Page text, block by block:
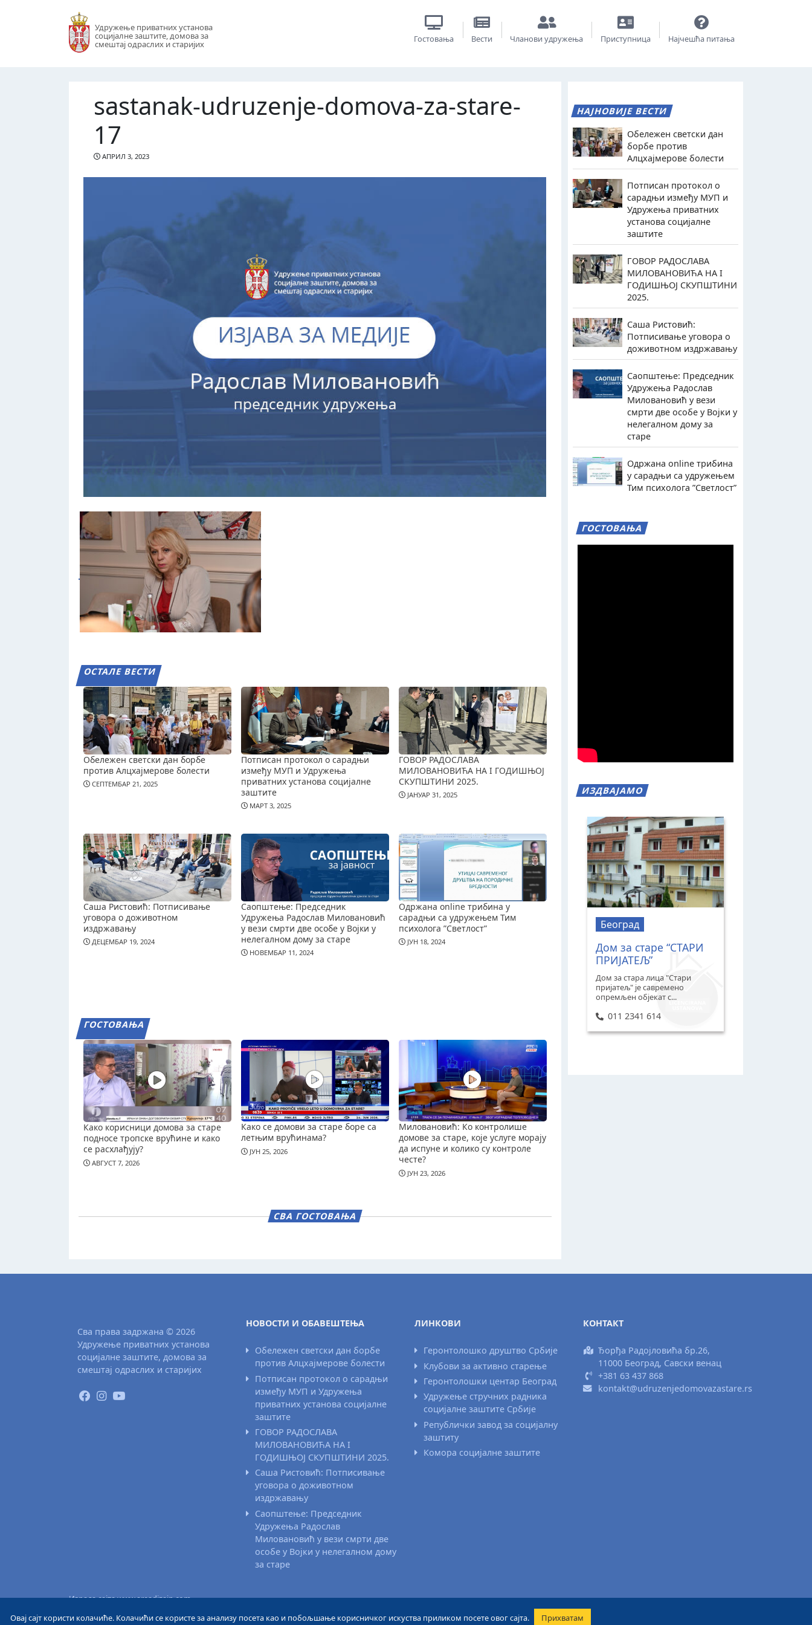
Удружење приватних установа
социјалне заштите, домова за
смештај одраслих и старијих
Гостовања Вести Чланови удружења Приступница Најчешћа питања
sastanak-udruzenje-domova-za-stare-
17
АПРИЛ 3, 2023
ОСТАЛЕ ВЕСТИ
Обележен светски дан борбе
против Алцхајмерове болести
СЕПТЕМБАР 21, 2025
Потписан протокол о сарадњи
између МУП и Удружења
приватних установа социјалне
заштите
МАРТ 3, 2025
ГОВОР РАДОСЛАВА
МИЛОВАНОВИЋА НА I ГОДИШЊОЈ
СКУПШТИНИ 2025.
ЈАНУАР 31, 2025
Саша Ристовић: Потписивање
уговора о доживотном
издржавању
ДЕЦЕМБАР 19, 2024
Саопштење: Председник
Удружења Радослав Миловановић
у вези смрти две особе у Војки у
нелегалном дому за старе
НОВЕМБАР 11, 2024
Одржана online трибина у
сарадњи са удружењем Тим
психолога ”Светлост”
ЈУН 18, 2024
ГОСТОВАЊА
Како корисници домова за старе
подносе тропске врућине и како
се расхлађују?
АВГУСТ 7, 2026
Како се домови за старе боре са
летњим врућинама?
ЈУН 25, 2026
Миловановић: Ко контролише
домове за старе, које услуге морају
да испуне и колико су контроле
честе?
ЈУН 23, 2026
СВА ГОСТОВАЊА
НАЈНОВИЈЕ ВЕСТИ
Обележен светски дан
борбе против
Алцхајмерове болести
Потписан протокол о
сарадњи између МУП и
Удружења приватних
установа социјалне
заштите
ГОВОР РАДОСЛАВА
МИЛОВАНОВИЋА НА I
ГОДИШЊОЈ СКУПШТИНИ
2025.
Саша Ристовић:
Потписивање уговора о
доживотном издржавању
Саопштење: Председник
Удружења Радослав
Миловановић у вези
смрти две особе у Војки у
нелегалном дому за
старе
Одржана online трибина
у сарадњи са удружењем
Тим психолога ”Светлост”
ГОСТОВАЊА
ИЗДВАЈАМО
Београд
Дом за старе “СТАРИ
ПРИЈАТЕЉ”
Дом за стара лица "Стари
пријатељ" је савремено
опремљен објекат с...
011 2341 614
Сва права задржана © 2026
Удружење приватних установа
социјалне заштите, домова за
смештај одраслих и старијих
НОВОСТИ И ОБАВЕШТЕЊА
Обележен светски дан борбе
против Алцхајмерове болести
Потписан протокол о сарадњи
између МУП и Удружења
приватних установа социјалне
заштите
ГОВОР РАДОСЛАВА
МИЛОВАНОВИЋА НА I
ГОДИШЊОЈ СКУПШТИНИ 2025.
Саша Ристовић: Потписивање
уговора о доживотном
издржавању
Саопштење: Председник
Удружења Радослав
Миловановић у вези смрти две
особе у Војки у нелегалном дому
за старе
ЛИНКОВИ
Геронтолошко друштво Србије
Клубови за активно старење
Геронтолошки центар Београд
Удружење стручних радника
социјалне заштите Србије
Републички завод за социјалну
заштиту
Комора социјалне заштите
КОНТАКТ
Ђорђа Радојловића бр.26,
11000 Београд, Савски венац
+381 63 437 868
kontakt@udruzenjedomovazastare.rs
Израда сајта www.areadizajn.com
Овај сајт користи колачиће. Колачићи се користе за анализу посета као и побољшање корисничког искуства приликом посете овог сајта.
Прихватам